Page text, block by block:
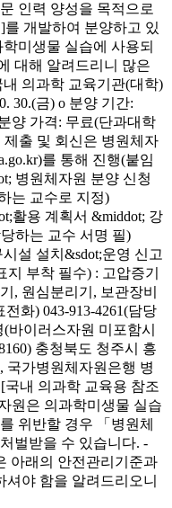
인력 양성을 목적으로
개발하여 분양하고 있
미생물 실습에 사용되
대해 알려드리니 많은
의과학 교육기관(대학)
30.(금) o 분양 기간:
양 가격: 무료(단과대학
제출 및 회신은 병원체자
를 통해 진행(붙임
병원체자원 분양 신청
는 교수로 지정)
활용 계획서 &middot; 강
하는 교수 서명 필)
설 설치&sdot;운영 신고
부착 필수) : 고압증기
, 원심분리기, 보관장비
화) 043-913-4261(담당
바이러스자원 미포함시
충청북도 청주시 흥
국가병원체자원은행 병
내 의과학 교육용 참조
원은 의과학미생물 실습
위반할 경우 「병원체
벌받을 수 있습니다. -
아래의 안전관리기준과
야 함을 알려드리오니